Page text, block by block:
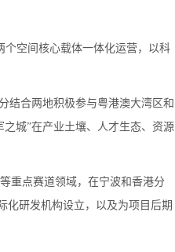
个空间核心载体一体化运营，以科
结合两地积极参与粤港澳大湾区和
城”在产业土壤、人才生态、资源
重点赛道领域，在宁波和香港分
化研发机构设立，以及为项目后期